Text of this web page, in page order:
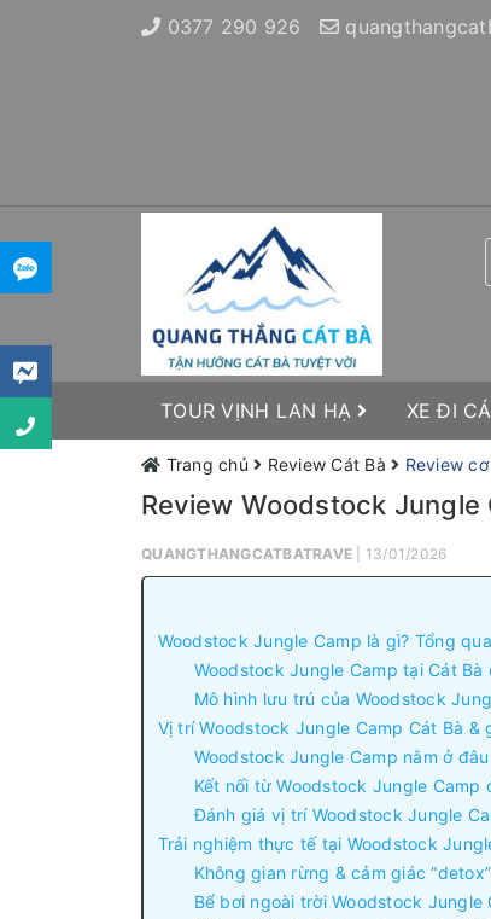
0377 290 926
TOUR VỊNH LAN HẠ XE ĐI
Trang chủ Review Cát Bà Review
Review Woodstock Jungle
QUANGTHANGCATBATRAVE | 13/01/2026
Woodstock Jungle Camp là gì? Tổng
Woodstock Jungle Camp tại Cát Bà
Mô hình lưu trú của Woodstock
Vị trí Woodstock Jungle Camp Cát Bà &
Woodstock Jungle Camp nằm ở
Kết nối từ Woodstock Jungle Camp
Đánh giá vị trí Woodstock Jungle
Trải nghiệm thực tế tại Woodstock
Không gian rừng & cảm giác
Bể bơi ngoài trời Woodstock Jungle